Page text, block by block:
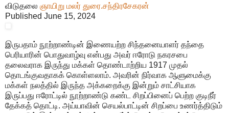
விடுதலை ஞாயிறு மலர் துரை.சந்திரசேகரன்
Published June 15, 2024
இருபதாம் நூற்றாண்டின் இணையற்ற சிந்தனையாளர் தந்தை
பெரியாரின் பொதுவாழ்வு என்பது அவர் ஈரோடு நகரசபை
தலைவராக இருந்து மக்கள் தொண்டாற்றிய 1917 முதல்
தொடங்குவதாகக் கொள்ளலாம். அவரின் நிர்வாக ஆளுமைக்கு
மக்கள் நலத்தில் இருந்த அக்கறைக்கு இன்றும் சாட்சியாக
இருப்பது ஈரோட்டில் நூற்றாண்டு கண்ட சிறப்பினைப் பெற்ற குடிநீர்
தேக்கத் தொட்டி. அய்யாவின் செயல்பாட்டின் சிறப்பை உணர்த்திடும்